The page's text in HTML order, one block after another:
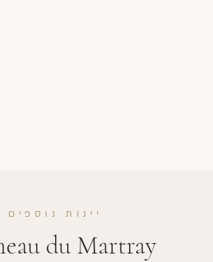
יינות נוספים
du Martray